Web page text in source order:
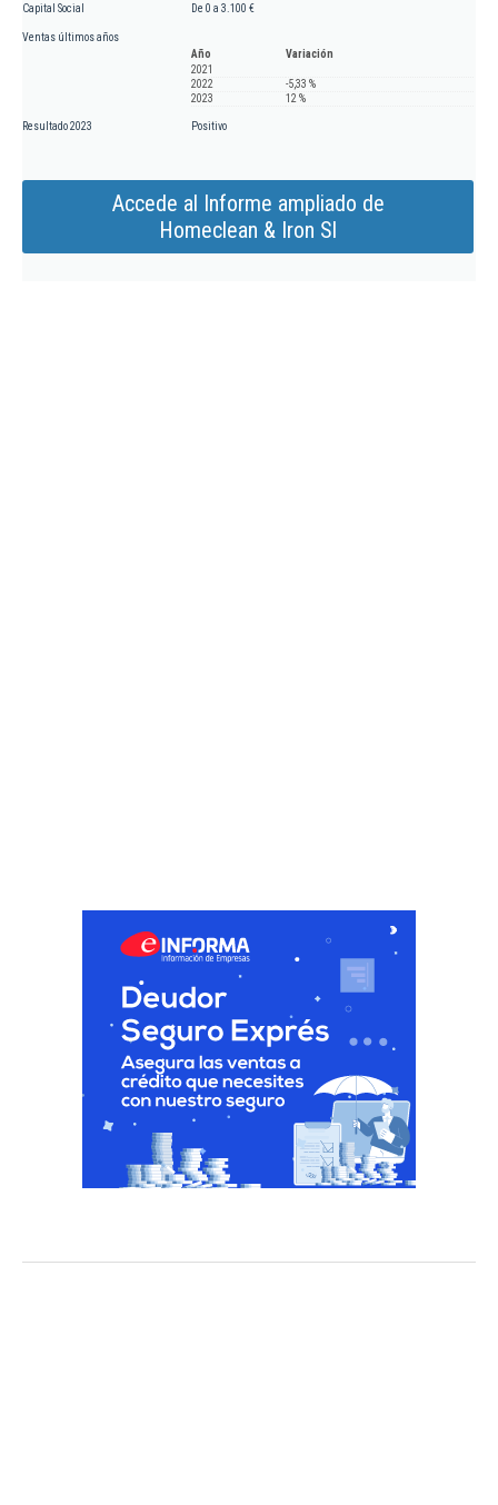
Capital Social De 0 a 3.100 €
Ventas últimos años
Año
Variación
2021
2022
-5,33 %
2023
12 %
Resultado 2023 Positivo
Accede al Informe ampliado de
Homeclean & Iron Sl